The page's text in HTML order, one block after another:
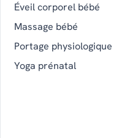
Éveil corporel bébé
Massage bébé
Portage physiologique
Yoga prénatal